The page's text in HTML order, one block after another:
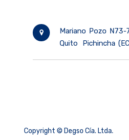
Mariano Pozo N73-
Quito
Pichincha
Copyright © Degso Cía. Ltda.